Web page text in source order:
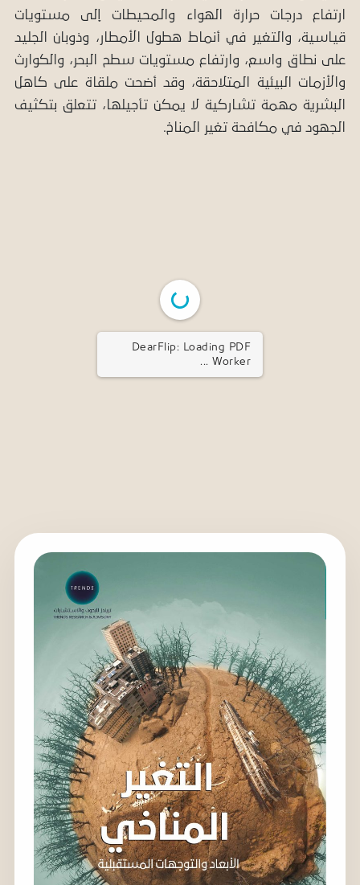
ارتفاع درجات حرارة الهواء والمحيطات إلى مستويات
قياسية، والتغير في أنماط هطول الأمطار، وذوبان الجليد
على نطاق واسع، وارتفاع مستويات سطح البحر، والكوارث
والأزمات البيئية المتلاحقة، وقد أضحت ملقاة على كاهل
البشرية مهمة تشاركية لا يمكن تأجيلها، تتعلق بتكثيف
الجهود في مكافحة تغير المناخ.
DearFlip: Loading PDF ...